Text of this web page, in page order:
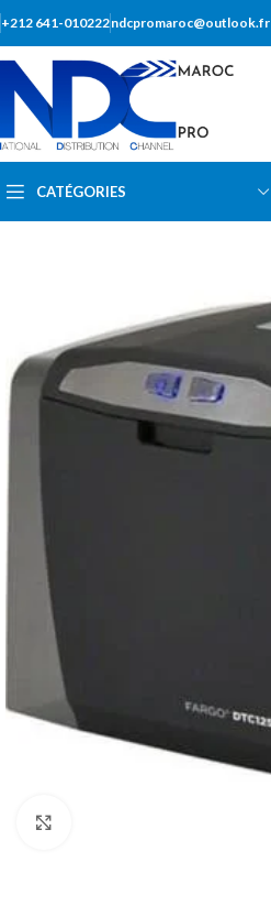
+212 641-010222ndcpromaroc@outlook.fr
CATÉGORIES